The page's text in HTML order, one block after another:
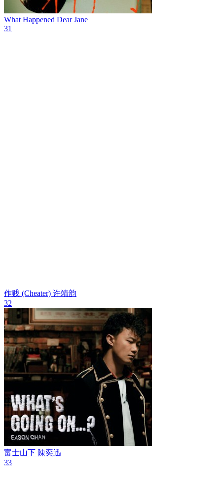
What Happened Dear Jane
31
作贱 (Cheater) 许靖韵
32
富士山下 陳奕迅
33